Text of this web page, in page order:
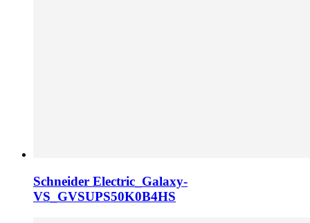
Schneider Electric_Galaxy-
VS_GVSUPS50K0B4HS